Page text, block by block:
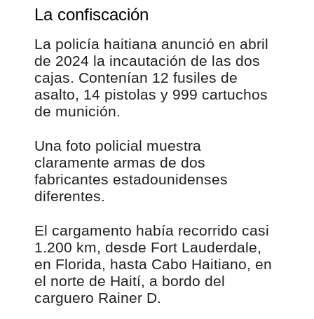
La confiscación
La policía haitiana anunció en abril
de 2024 la incautación de las dos
cajas. Contenían 12 fusiles de
asalto, 14 pistolas y 999 cartuchos
de munición.
Una foto policial muestra
claramente armas de dos
fabricantes estadounidenses
diferentes.
El cargamento había recorrido casi
1.200 km, desde Fort Lauderdale,
en Florida, hasta Cabo Haitiano, en
el norte de Haití, a bordo del
carguero Rainer D.